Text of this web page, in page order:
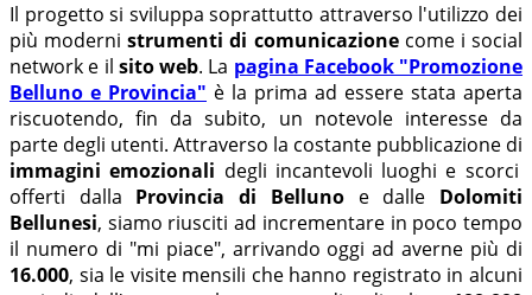
Il progetto si sviluppa soprattutto attraverso l'utilizzo dei
più modernistrumenti di comunicazionecome i social
network e il sito web. La pagina Facebook "Promozione
Belluno e Provincia" è la prima ad essere stata aperta
riscuotendo, fin da subito, un notevole interesse da
parte degli utenti. Attraverso la costante pubblicazione di
immagini emozionali degli incantevoli luoghi e scorci
offerti dalla Provincia di Bellunoe dalle Dolomiti
Bellunesi, siamo riusciti ad incrementare in poco tempo
il numero di "mi piace", arrivando oggi ad averne più di
16.000, sia le visite mensili che hanno registrato in alcuni